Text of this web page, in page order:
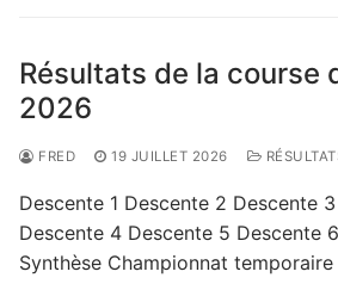
Résultats de la course
2026
FRED 19 JUILLET 2026
Descente 1 Descente 2 Descente
Descente 4 Descente 5 Descente
Synthèse Championnat temporaire